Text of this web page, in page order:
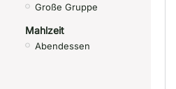
Große Gruppe
Mahlzeit
Abendessen